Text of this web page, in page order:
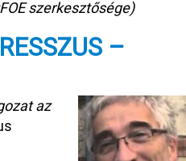
szerkesztősége)
–
az